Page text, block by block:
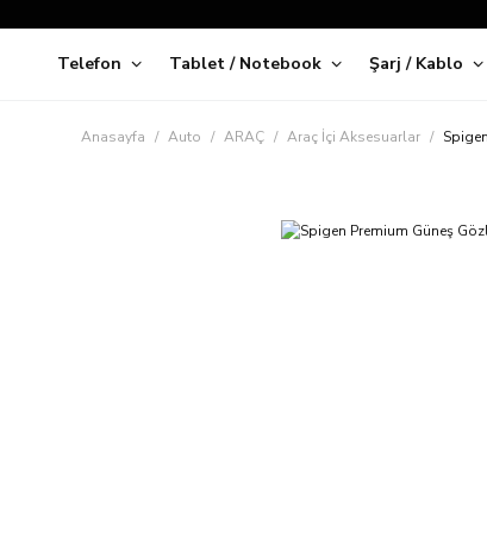
Telefon Tablet / Notebook Şarj / Kablo
Anasayfa Auto ARAÇ Araç İçi Aksesuarlar